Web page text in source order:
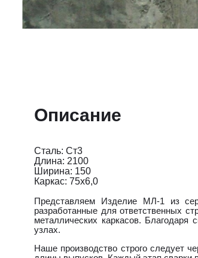
Описание
Сталь: Ст3
Длина: 2100
Ширина: 150
Каркас: 75х6,0
Представляем Изделие МЛ-1 из
разработанные для ответственных
металлических каркасов. Благодаря
узлах.
Наше производство строго следует